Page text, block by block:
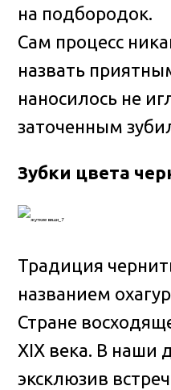
на подбородок.
Сам процесс
назвать
наносилось не
заточенным
Зубки цвета
Традиция
названием
Стране
XIX века. В наши
эксклюзив